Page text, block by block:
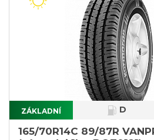
ZÁKLADNÍ D
165/70R14C 89/87R